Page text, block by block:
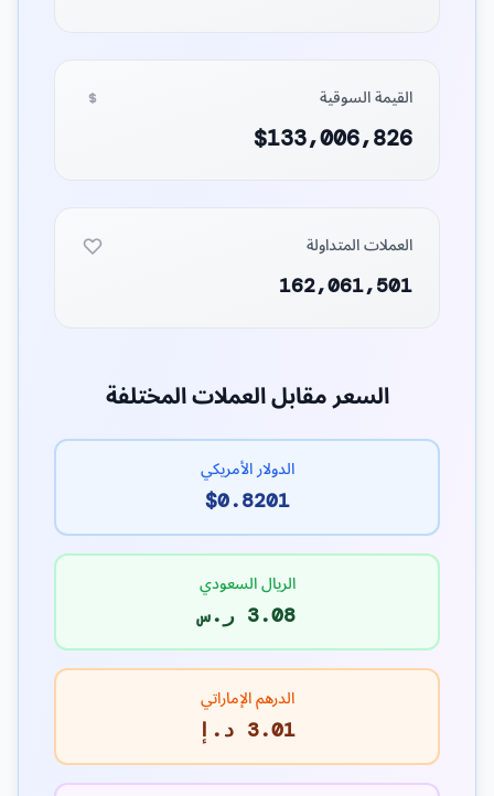
القيمة السوقية
$133,006,826
العملات المتداولة
162,061,501
السعر مقابل العملات المختلفة
الدولار الأمريكي
$0.8201
الريال السعودي
3.08 ر.س
الدرهم الإماراتي
3.01 د.إ